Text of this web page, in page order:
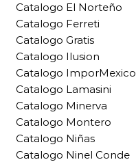
Catalogo El Norteño
Catalogo Ferreti
Catalogo Gratis
Catalogo Ilusion
Catalogo ImporMexico
Catalogo Lamasini
Catalogo Minerva
Catalogo Montero
Catalogo Niñas
Catalogo Ninel Conde